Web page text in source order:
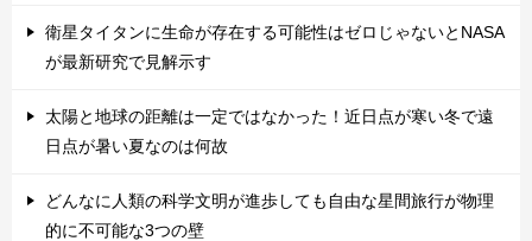
衛星タイタンに生命が存在する可能性はゼロじゃないとNASA
が最新研究で見解示す
太陽と地球の距離は一定ではなかった！近日点が寒い冬で遠
日点が暑い夏なのは何故
どんなに人類の科学文明が進歩しても自由な星間旅行が物理
的に不可能な3つの壁